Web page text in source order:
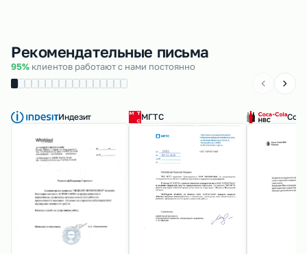
Рекомендательные письма
95% клиентов работают с нами постоянно
Индезит МГТС